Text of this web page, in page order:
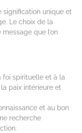
unique et
Le choix de la
que l’on
foi spirituelle et à la
paix intérieure et
et au bon
recherche